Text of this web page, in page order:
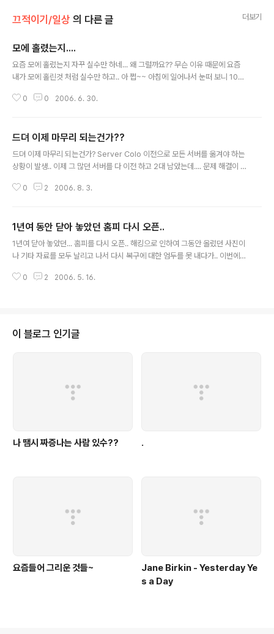
끄적이기/일상 의 다른 글 더보기
모에 홀렸는지....
요즘 모에 홀렸는지 자꾸 실수만 하네... 왜 그럴까요?? 무슨 이유 때문에 요즘
내가 모에 홀린것 처럼 실수만 하고.. 아 쩝~~ 아침에 일어나서 눈떠 보니 10시
키고.. 업무 준비하고...쩝.. OutLook 을 여는 순간 70여개의 메일이... 장애 발
사람들이 어케 support 를 무제한 지원을 해주니... 다행이 내가 버티고 있는
것.... 언능 다시 정상으로 와야 할건데~~
0 0 2006. 6. 30.
드뎌 이제 마무리 되는건가??
드뎌 이제 마무리 되는건가? Server Colo 이전으로 모든 서버를 옮겨야 하는
상황이 발생.. 이제 그 많던 서버를 다 이전 하고 2대 남았는데.... 문제 해결이 안
조금만 기둘려라.. 내가 다 옮기고 끝내 줄테니까...ㅎㅎㅎㅎ.. 다 끝나면은 술이
0 2 2006. 8. 3.
1년여 동안 닫아 놓았던 홈피 다시 오픈..
1년여 닫아 놓았던... 홈피를 다시 오픈.. 해킹으로 인하여 그동안 올렸던 사진이
나 기타 자료를 모두 날리고 나서 다시 복구에 대한 엄두를 못 내다가.. 이번에는
표현을 해줄수 있기를...
0 2 2006. 5. 16.
이 블로그 인기글
나 땜시 짜증나는 사람 있수?? .
요즘들어 그리운 것들~
Jane Birkin - Yesterday Ye
s a Day